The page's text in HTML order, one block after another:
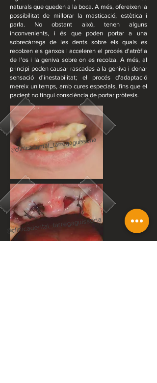
naturals que queden a la boca. A més, ofereixen la
possibilitat de millorar la masticació, estètica i
parla. No obstant això, tenen alguns
inconvenients, i és que poden portar a una
sobrecàrrega de les dents sobre els quals es
recolzen els ganxos i acceleren el procés d'atròfia
de l'os i la geniva sobre on es recolza. A més, al
principi poden causar rascades a la geniva i donar
sensació d'inestabilitat; el procés d'adaptació
mereix un temps, amb cures especials, fins que el
pacient no tingui consciència de portar pròtesis.
@clinicadental_tarregaguissona
@clinicadental_tarregaguissona